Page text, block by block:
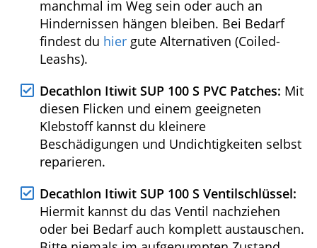
Decathlon Itiwit SUP 100 S Leash: Diese
Sicherungsleine verbindet dich am
Sprunggelenk oder unterhalb des Knies
Klettverschluss-Manschette mit dem
Board. Wenn du ins Wasser fällst, hält sie
das Brett in deiner Nähe. Bitte trage die
Leash immer (Safety First!). Leider ist diese
Leash nicht spiralförmig aufgewickelt und
auch an Hindernissen hängen bleiben. Bei
Bedarf findest du hiergute Alternativen
(Coiled-Leashs).